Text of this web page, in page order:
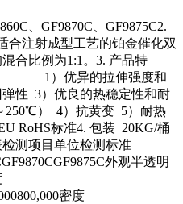
、GF9870C、GF9875C2.
合注射成型工艺的铂金催化双
合比例为1:1。3. 产品特
拉伸强度和
性 3）优良的热稳定性和耐
250℃） 4）抗黄变 5）耐热
RoHS标准4. 包装 20KG/桶
测项目单位检测标准
外观半透明
密度